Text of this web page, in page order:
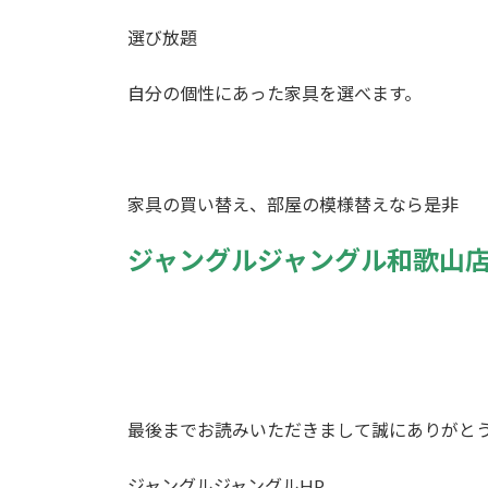
選び放題
自分の個性にあった家具を選べます。
家具の買い替え、部屋の模様替えなら是非
ジャングルジャングル和歌山
最後までお読みいただきまして誠にありがと